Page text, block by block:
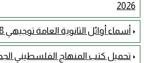
2026
أسماء أوائل الثانوية العامة توجيهي 2008 في فلسطين
تحميل كتب المنهاج الفلسطيني